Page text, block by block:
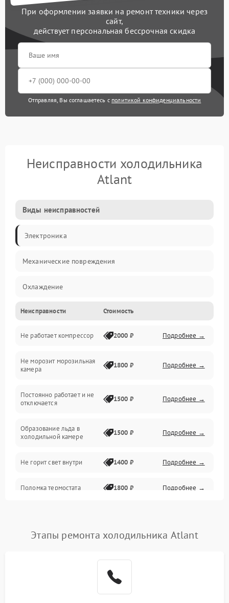
При оформлении заявки на ремонт техники через
сайт,
действует персональная бессрочная скидка
Отправляя, Вы соглашаетесь с политикой конфиденциальности
Неисправности холодильника
Atlant
Виды неисправностей
Электроника
Механические повреждения
Охлаждение
Механика
Электропитание
Дренаж
Неисправности Стоимость
Не работает компрессор 2000 ₽ Подробнее →
Не морозит морозильная
камера
1800 ₽ Подробнее →
Постоянно работает и не
отключается
1500 ₽ Подробнее →
Образование льда в
холодильной камере
1500 ₽ Подробнее →
Не горит свет внутри 1400 ₽ Подробнее →
Поломка термостата 1800 ₽ Подробнее →
Поломка системы No Frost 2600 ₽ Подробнее →
Этапы ремонта холодильника Atlant